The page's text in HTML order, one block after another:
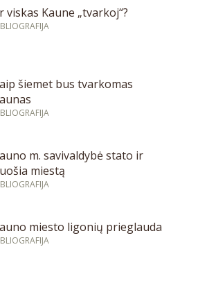
viskas Kaune „tvarkoj“?
šiemet bus tvarkomas
m. savivaldybė stato ir
miestą
miesto ligonių prieglauda